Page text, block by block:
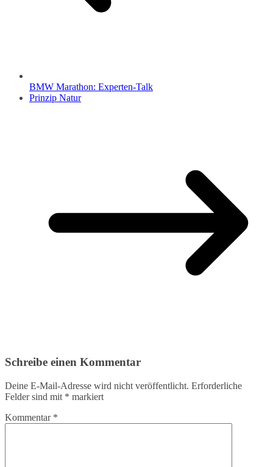
BMW Marathon: Experten-Talk
Prinzip Natur
Schreibe einen Kommentar
Deine E-Mail-Adresse wird nicht veröffentlicht. Erforderliche
Felder sind mit * markiert
Kommentar *